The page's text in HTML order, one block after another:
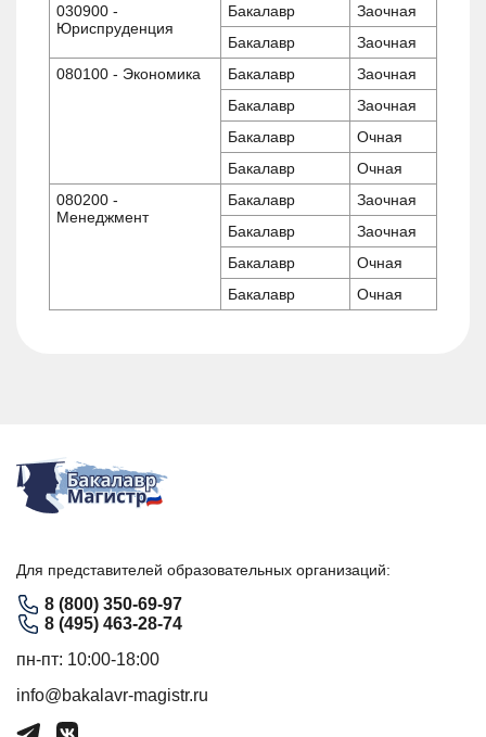
030900 -
Юриспруденция
Бакалавр
Заочная
Бакалавр
Заочная
080100 - Экономика
Бакалавр
Заочная
Бакалавр
Заочная
Бакалавр
Очная
Бакалавр
Очная
080200 -
Менеджмент
Бакалавр
Заочная
Бакалавр
Заочная
Бакалавр
Очная
Бакалавр
Очная
Для представителей образовательных организаций:
8 (800) 350-69-97
8 (495) 463-28-74
пн-пт: 10:00-18:00
info@bakalavr-magistr.ru